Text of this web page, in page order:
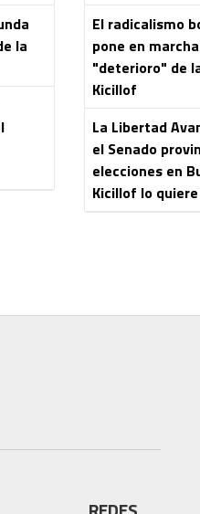
la
El radicalismo
pone en
"deterioro" de
Kicillof
La Libertad
el Senado
elecciones en
Kicillof lo